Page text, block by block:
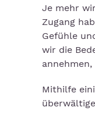
Je mehr
Zugang
Gefühle
wir die
Mithilfe